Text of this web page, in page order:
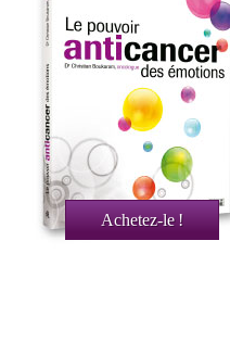
Achetez-le !